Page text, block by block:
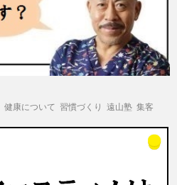
健康について 習慣づくり 遠山塾 集客